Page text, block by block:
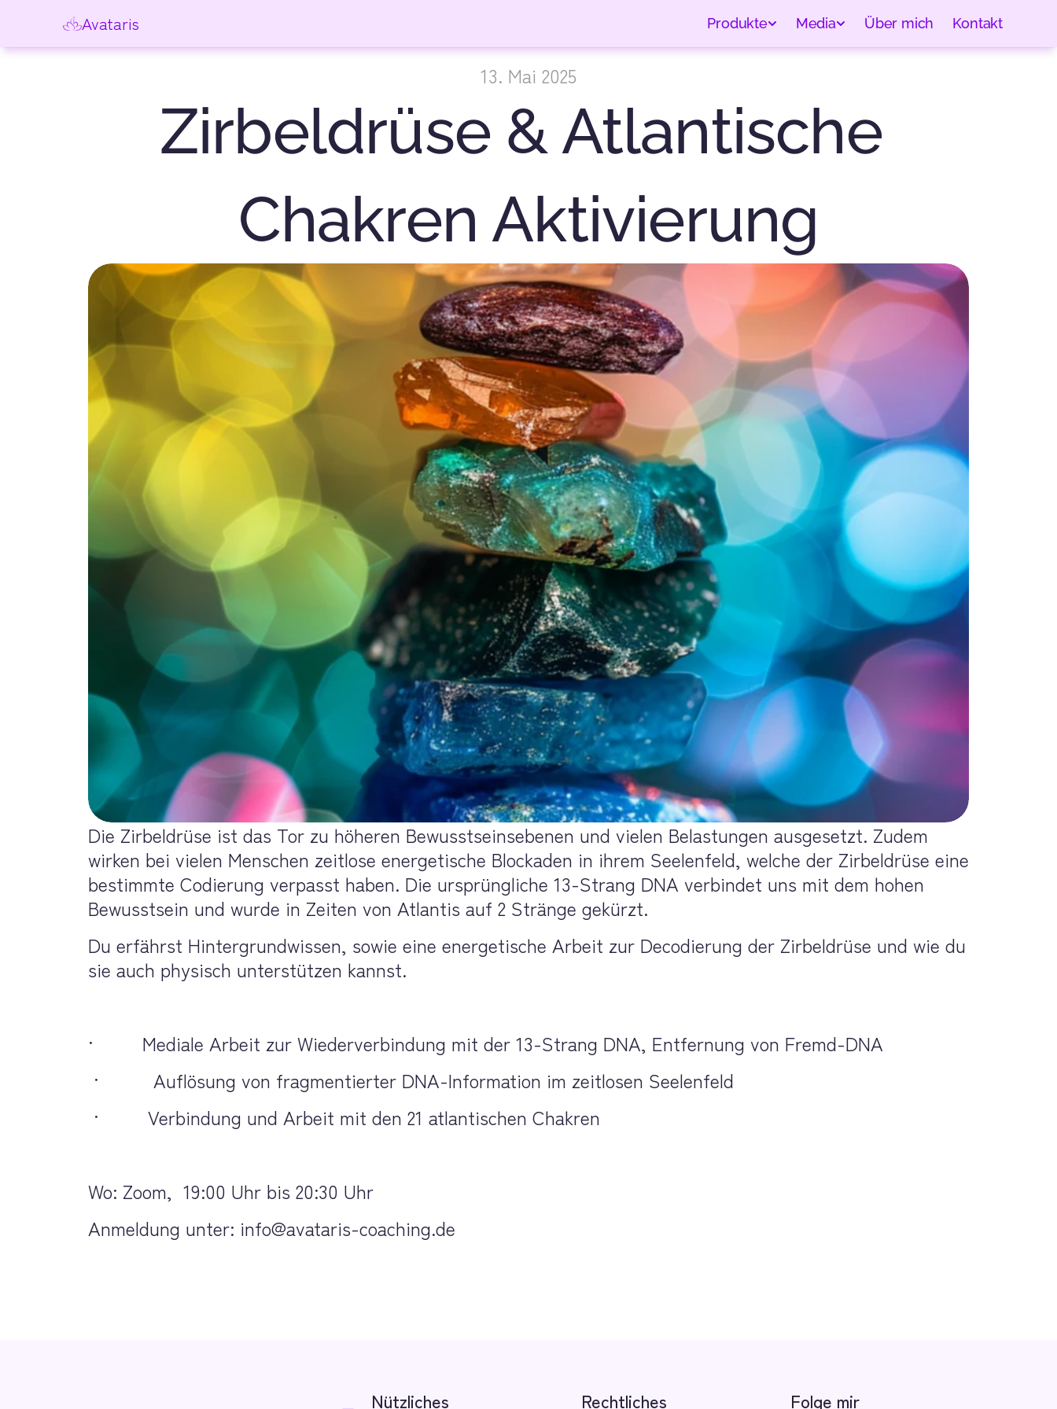
Avataris Produkte Media Über mich Kontakt
13. Mai 2025
Zirbeldrüse & Atlantische
Chakren Aktivierung
Die Zirbeldrüse ist das Tor zu höheren Bewusstseinsebenen und vielen Belastungen ausgesetzt. Zudem
wirken bei vielen Menschen zeitlose energetische Blockaden in ihrem Seelenfeld, welche der Zirbeldrüse eine
bestimmte Codierung verpasst haben. Die ursprüngliche 13-Strang DNA verbindet uns mit dem hohen
Bewusstsein und wurde in Zeiten von Atlantis auf 2 Stränge gekürzt.
Du erfährst Hintergrundwissen, sowie eine energetische Arbeit zur Decodierung der Zirbeldrüse und wie du
sie auch physisch unterstützen kannst.
·         Mediale Arbeit zur Wiederverbindung mit der 13-Strang DNA, Entfernung von Fremd-DNA
·          Auflösung von fragmentierter DNA-Information im zeitlosen Seelenfeld
·         Verbindung und Arbeit mit den 21 atlantischen Chakren
Wo: Zoom,  19:00 Uhr bis 20:30 Uhr
Anmeldung unter: info@avataris-coaching.de
Nützliches Rechtliches Folge mir